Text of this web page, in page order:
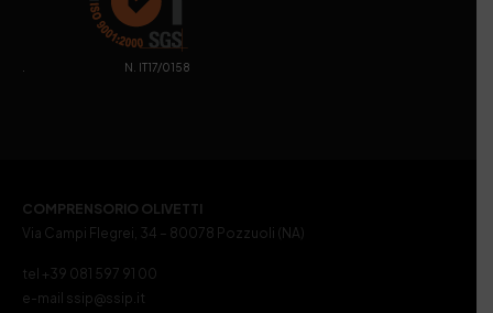
. N. IT17/0158
COMPRENSORIO OLIVETTI
Via Campi Flegrei, 34 – 80078 Pozzuoli (NA)
tel +39 081 597 91 00
e-mail ssip@ssip.it